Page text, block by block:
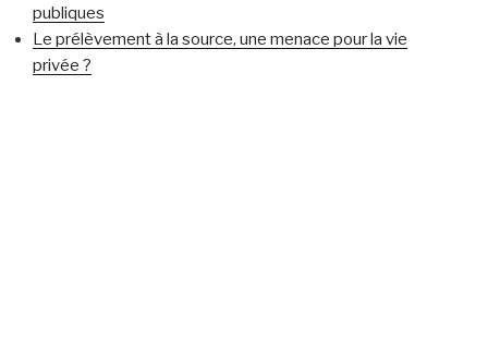
publiques
Le prélèvement à la source, une menace pour la vie
privée ?